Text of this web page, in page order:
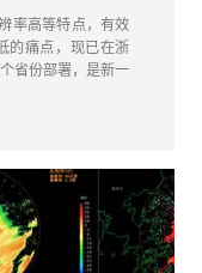
率高等特点，有效
的痛点，现已在浙
省份部署，是新一